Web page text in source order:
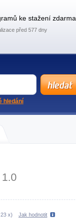
1.0
23 x) Jak hodnotit
ke stažení zdarma
před 577 dny
hledání